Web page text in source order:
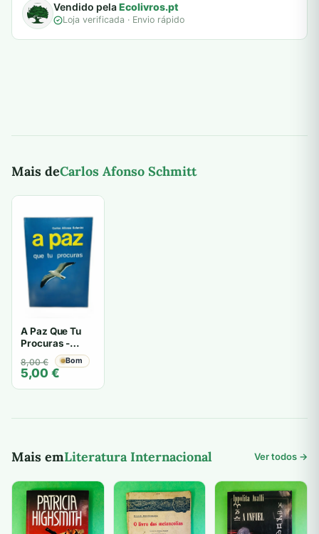
Vendido pelaEcolivros.pt
Loja verificada · Envio rápido
Mais deCarlos Afonso Schmitt
A Paz Que Tu
Procuras -
Carlos Afonso
Schmitt
8,00€
O
preço
original
8,00 €.
5,00 €
O
preço
atual
5,00 €.
Bom
Mais emLiteratura Internacional Ver todos →